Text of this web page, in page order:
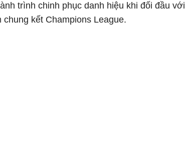
trình chinh phục danh hiệu khi đối đầu với
kết Champions League.